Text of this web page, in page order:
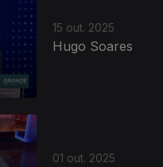
15 out. 2025
Hugo Soares
01 out. 2025